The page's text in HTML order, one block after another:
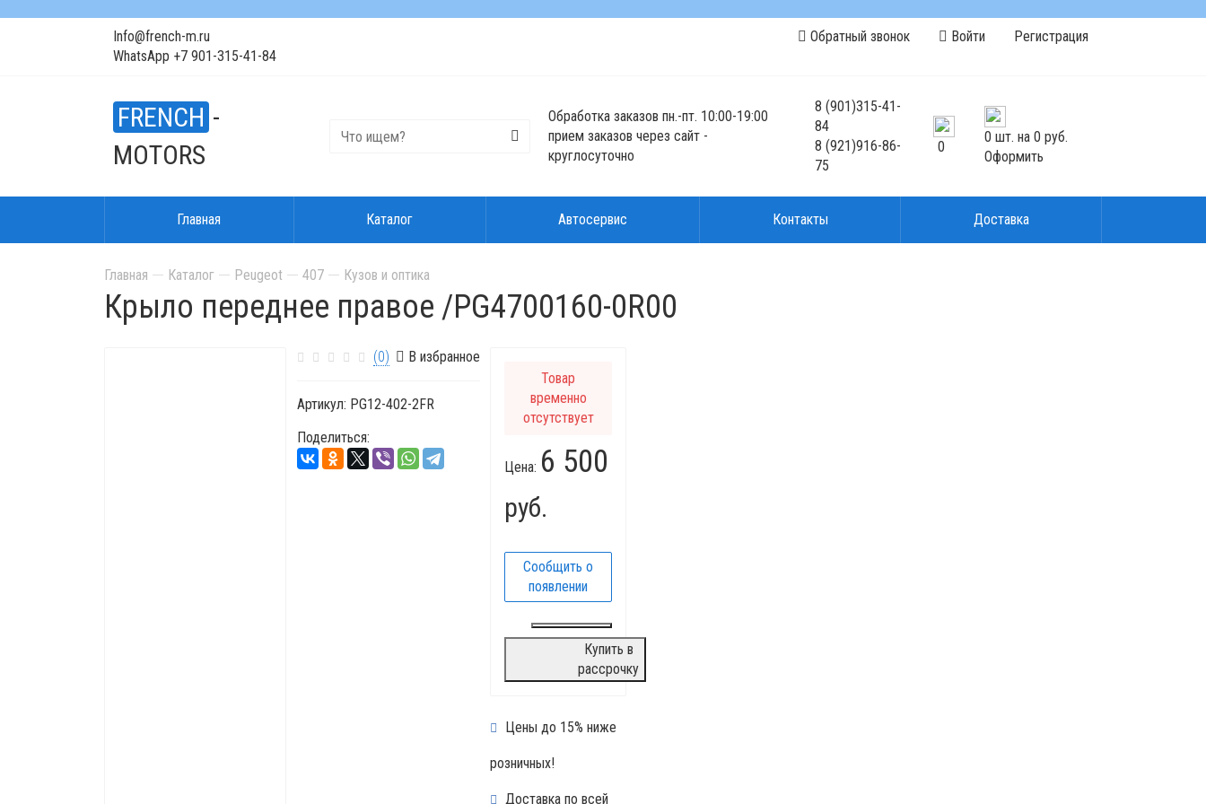
Info@french-m.ru
WhatsApp +7 901-315-41-84
Обратный звонок Войти Регистрация
FRENCH -
MOTORS
Обработка заказов пн.-пт. 10:00-19:00
прием заказов через сайт -
круглосуточно
8(901)315-41-
84
8(921)916-86-
75
0
0 шт. на 0 руб.
Оформить
Главная Каталог Автосервис Контакты Доставка
Главная Каталог Peugeot 407 Кузов и оптика
Крыло переднее правое /PG4700160-0R00
(0) В избранное
Артикул: PG12-402-2FR
Поделиться:
Товар
временно
отсутствует
Цена: 6 500
руб.
Сообщить о
появлении
Купить в
рассрочку
Цены до 15% ниже
розничных!
Доставка по всей